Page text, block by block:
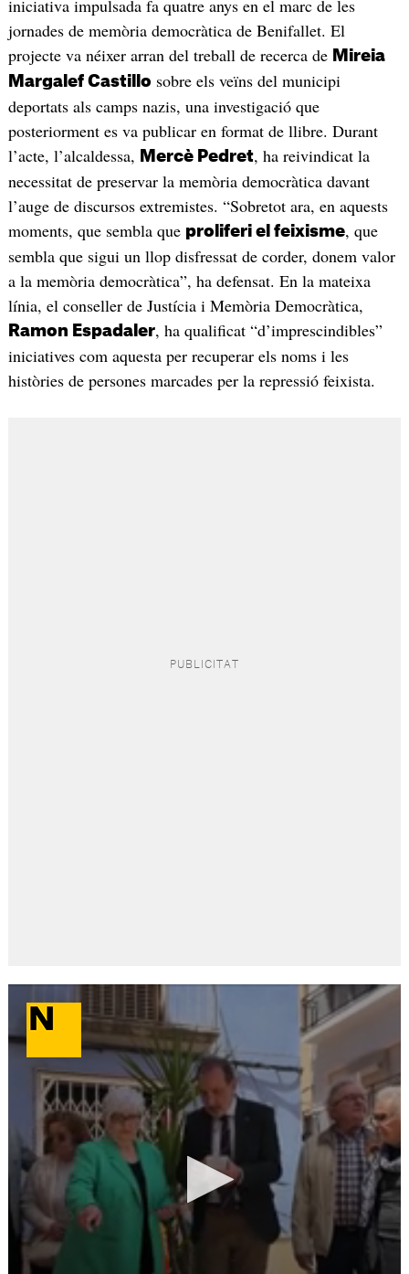
iniciativa impulsada fa quatre anys en el marc de les
jornades de memòria democràtica de Benifallet. El
projecte va néixer arran del treball de recerca de Mireia
Margalef Castillo sobre els veïns del municipi
deportats als camps nazis, una investigació que
posteriorment es va publicar en format de llibre. Durant
l’acte, l’alcaldessa, Mercè Pedret, ha reivindicat la
necessitat de preservar la memòria democràtica davant
l’auge de discursos extremistes. “Sobretot ara, en aquests
moments, que sembla que proliferi el feixisme, que
sembla que sigui un llop disfressat de corder, donem valor
a la memòria democràtica”, ha defensat. En la mateixa
línia, el conseller de Justícia i Memòria Democràtica,
Ramon Espadaler, ha qualificat “d’imprescindibles”
iniciatives com aquesta per recuperar els noms i les
històries de persones marcades per la repressió feixista.